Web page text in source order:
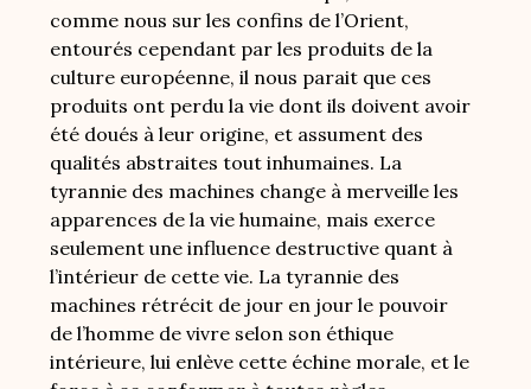
comme nous sur les confins de l’Orient,
entourés cependant par les produits de la
culture européenne, il nous parait que ces
produits ont perdu la vie dont ils doivent avoir
été doués à leur origine, et assument des
qualités abstraites tout inhumaines. La
tyrannie des machines change à merveille les
apparences de la vie humaine, mais exerce
seulement une influence destructive quant à
l’intérieur de cette vie. La tyrannie des
machines rétrécit de jour en jour le pouvoir
de l’homme de vivre selon son éthique
intérieure, lui enlève cette échine morale, et le